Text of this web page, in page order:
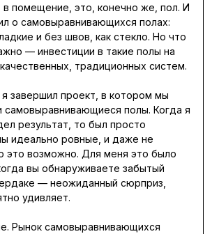
в помещение, это, конечно же, пол. И
о самовыравнивающихся полах:
и без швов, как стекло. Но что
— инвестиции в такие полы на
традиционных систем.
завершил проект, в котором мы
самовыравнивающиеся полы. Когда я
результат, то был просто
идеально ровные, и даже не
это возможно. Для меня это было
вы обнаруживаете забытый
— неожиданный сюрприз,
удивляет.
Рынок самовыравнивающихся